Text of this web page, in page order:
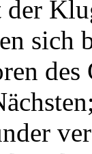
der
sich